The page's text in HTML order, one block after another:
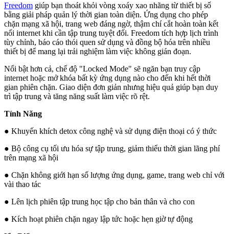
Freedom giúp bạn thoát khỏi vòng xoáy xao nhãng từ thiết bị số
bằng giải pháp quản lý thời gian toàn diện. Ứng dụng cho phép
chặn mạng xã hội, trang web đáng ngờ, thậm chí cắt hoàn toàn kết
nối internet khi cần tập trung tuyệt đối. Freedom tích hợp lịch trình
tùy chỉnh, báo cáo thói quen sử dụng và đồng bộ hóa trên nhiều
thiết bị để mang lại trải nghiệm làm việc không gián đoạn.
Nổi bật hơn cả, chế độ "Locked Mode" sẽ ngăn bạn truy cập
internet hoặc mở khóa bất kỳ ứng dụng nào cho đến khi hết thời
gian phiên chặn. Giao diện đơn giản nhưng hiệu quả giúp bạn duy
trì tập trung và tăng năng suất làm việc rõ rệt.
Tính Năng
● Khuyến khích detox công nghệ và sử dụng điện thoại có ý thức
● Bộ công cụ tối ưu hóa sự tập trung, giảm thiểu thời gian lãng phí
trên mạng xã hội
● Chặn không giới hạn số lượng ứng dụng, game, trang web chỉ với
vài thao tác
● Lên lịch phiên tập trung học tập cho bản thân và cho con
● Kích hoạt phiên chặn ngay lập tức hoặc hẹn giờ tự động